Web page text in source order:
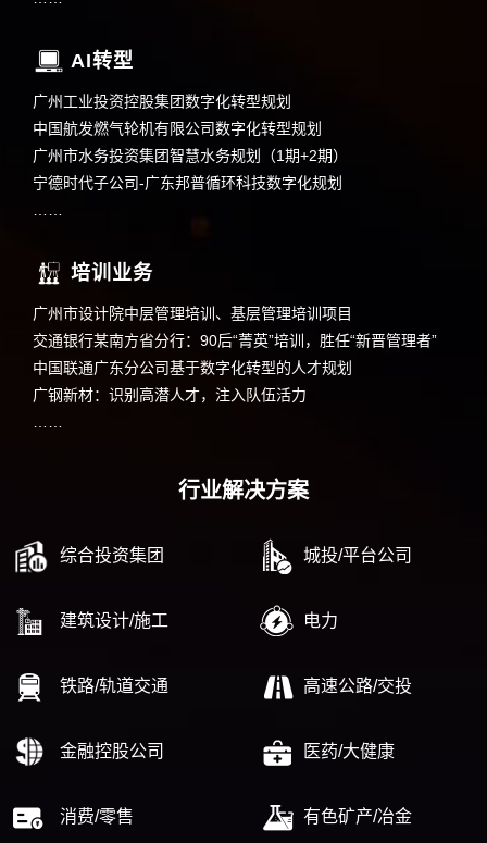
AI转型
广州工业投资控股集团数字化转型规划
中国航发燃气轮机有限公司数字化转型规划
广州市水务投资集团智慧水务规划（1期+2期）
宁德时代子公司-广东邦普循环科技数字化规划
培训业务
广州市设计院中层管理培训、基层管理培训项目
交通银行某南方省分行：90后“菁英”培训，胜任“新晋管理者”
中国联通广东分公司基于数字化转型的人才规划
广钢新材：识别高潜人才，注入队伍活力
行业解决方案
综合投资集团 城投/平台公司
建筑设计/施工 电力
铁路/轨道交通 高速公路/交投
金融控股公司 医药/大健康
消费/零售 有色矿产/冶金